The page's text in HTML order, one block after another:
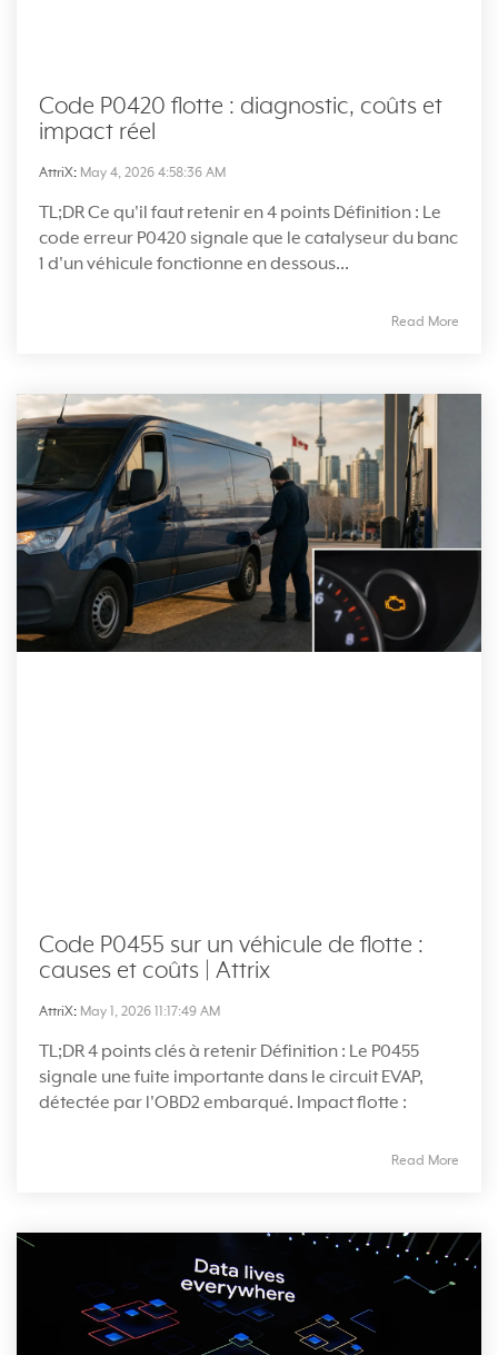
Code P0420 flotte : diagnostic, coûts et
impact réel
AttriX: May 4, 2026 4:58:36 AM
TL;DR Ce qu'il faut retenir en 4 points Définition : Le
code erreur P0420 signale que le catalyseur du banc
1 d'un véhicule fonctionne en dessous...
Read More
Code P0455 sur un véhicule de flotte :
causes et coûts | Attrix
AttriX: May 1, 2026 11:17:49 AM
TL;DR 4 points clés à retenir Définition : Le P0455
signale une fuite importante dans le circuit EVAP,
détectée par l'OBD2 embarqué. Impact flotte :
Read More